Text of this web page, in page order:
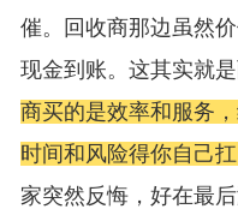
催。回收商那边虽然
现金到账。这其实就
商买的是效率和服务
时间和风险得你自己扛
家突然反悔，好在最后